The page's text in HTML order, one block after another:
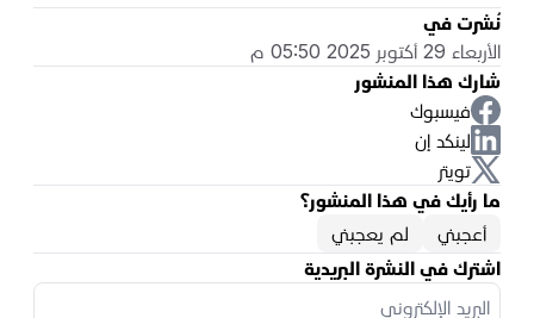
نُشرت في
الأربعاء 29 أكتوبر 2025 05:50 م
شارك هذا المنشور
فيسبوك
لينكد إن
تويتر
ما رأيك في هذا المنشور؟
أعجبني
لم يعجبني
اشترك في النشرة البريدية